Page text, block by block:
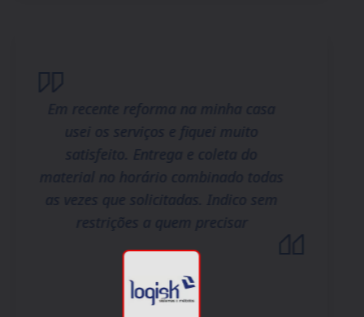
Em recente reforma na minha casa
usei os serviços e fiquei muito
satisfeito. Entrega e coleta do
material no horário combinado todas
as vezes que solicitadas. Indico sem
restrições a quem precisar